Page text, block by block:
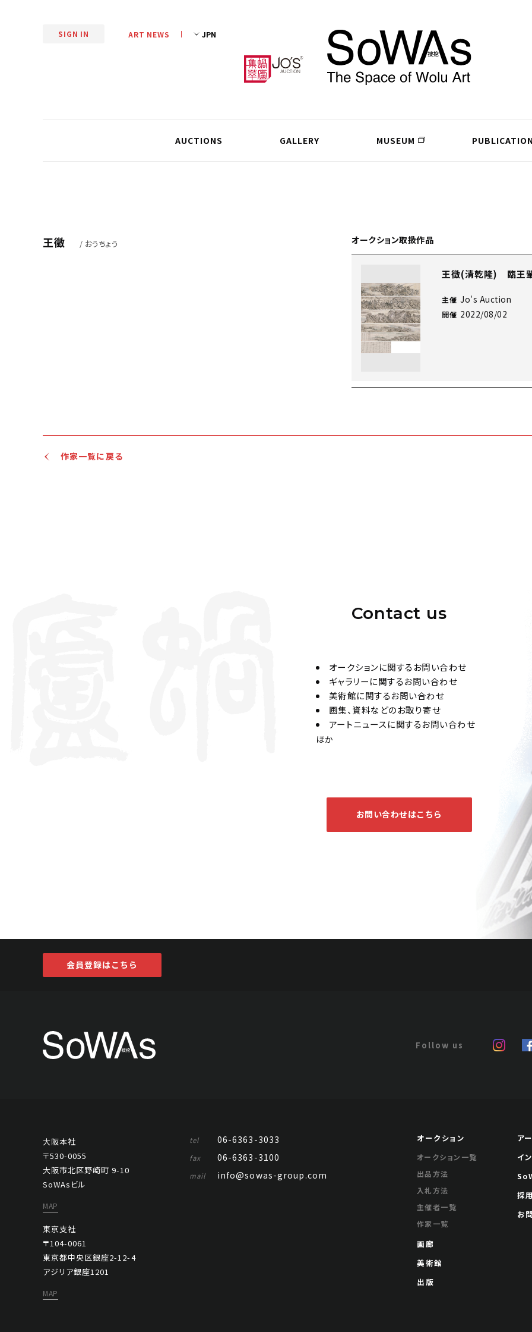
SIGN IN ART NEWS
AUCTIONS GALLERY MUSEUM
王徵 / おうちょう オークション取扱作品
王徵(清乾隆) 臨王
主催 Jo's Auction
開催 2022/08/02
作家一覧に戻る
Contact us
オークションに関するお問い合わせ
ギャラリーに関するお問い合わせ
美術館に関するお問い合わせ
画集、資料などのお取り寄せ
アートニュースに関するお問い合わせ
ほか
お問い合わせはこちら
会員登録はこちら
大阪本社
〒530-0055
大阪市北区野崎町 9-10
SoWAsビル
MAP
東京支社
〒104-0061
東京都中央区銀座2-12-4
アジリア銀座1201
MAP
tel 06-6363-3033
fax 06-6363-3100
mail info@sowas-group.com
オークション
オークション一覧
出品方法
入札方法
主催者一覧
作家一覧
画廊
美術館
出版
ア
イ
採
お